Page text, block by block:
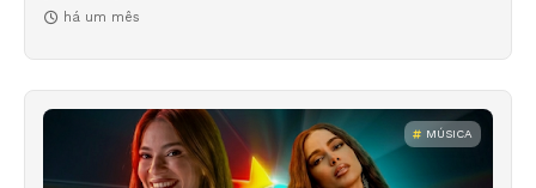
há um mês
MÚSICA